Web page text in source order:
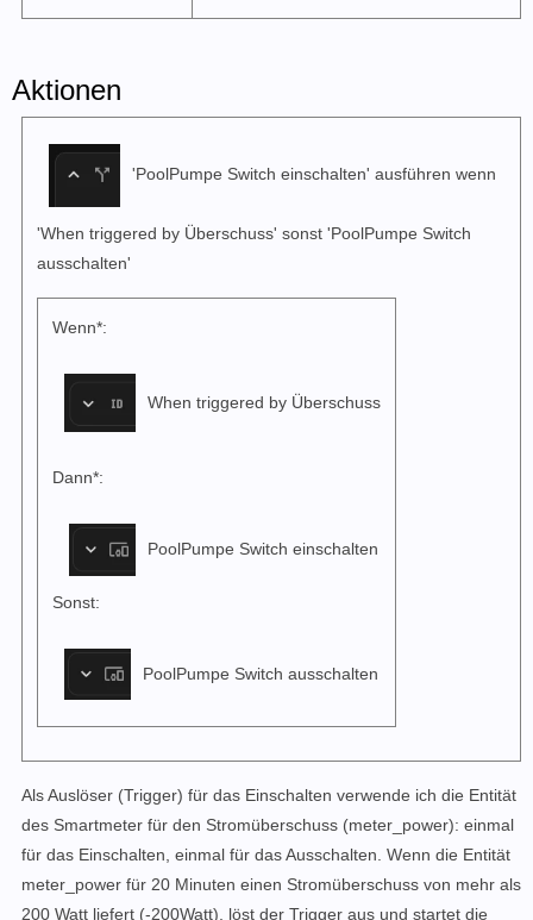
Aktionen
'PoolPumpe Switch einschalten' ausführen wenn
'When triggered by Überschuss' sonst 'PoolPumpe Switch
ausschalten'
Wenn*:
When triggered by Überschuss
Dann*:
PoolPumpe Switch einschalten
Sonst:
PoolPumpe Switch ausschalten
Als Auslöser (Trigger) für das Einschalten verwende ich die Entität
des Smartmeter für den Stromüberschuss (meter_power): einmal
für das Einschalten, einmal für das Ausschalten. Wenn die Entität
meter_power für 20 Minuten einen Stromüberschuss von mehr als
200 Watt liefert (-200Watt), löst der Trigger aus und startet die